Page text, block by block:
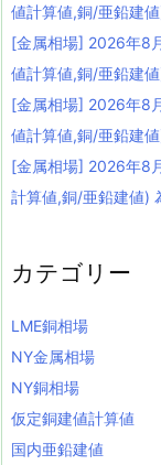
値計算値,銅/亜鉛建
[金属相場] 2026年8
値計算値,銅/亜鉛建
[金属相場] 2026年8
値計算値,銅/亜鉛建
[金属相場] 2026年8
計算値,銅/亜鉛建値)
カテゴリー
LME銅相場
NY金属相場
NY銅相場
仮定銅建値計算値
国内亜鉛建値